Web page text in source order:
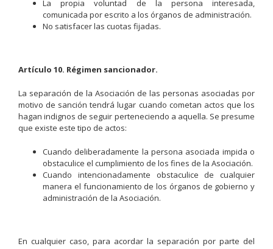
La propia voluntad de la persona interesada,
comunicada por escrito a los órganos de administración.
No satisfacer las cuotas fijadas.
Artículo 10. Régimen sancionador.
La separación de la Asociación de las personas asociadas por
motivo de sanción tendrá lugar cuando cometan actos que los
hagan indignos de seguir perteneciendo a aquella. Se presume
que existe este tipo de actos:
Cuando deliberadamente la persona asociada impida o
obstaculice el cumplimiento de los fines de la Asociación.
Cuando intencionadamente obstaculice de cualquier
manera el funcionamiento de los órganos de gobierno y
administración de la Asociación.
En cualquier caso, para acordar la separación por parte del